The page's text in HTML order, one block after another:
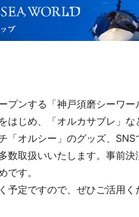
プンする「神戸須磨シーワ
じめ、「オルカサブレ」な
「オルシー」のグッズ、
数取扱いいたします。事前
す。
定ですので、ぜひご活用く